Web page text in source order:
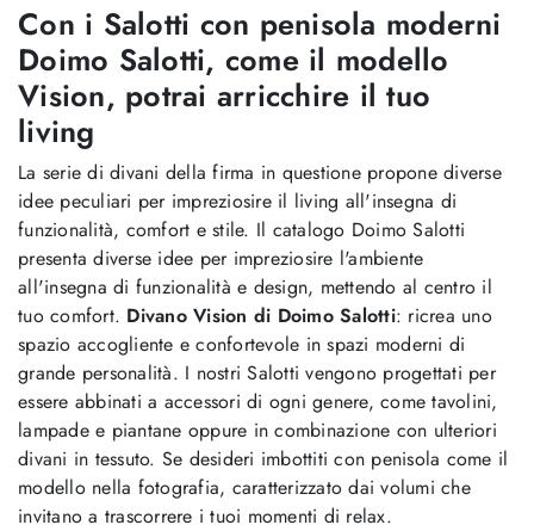
Con i Salotti con penisola moderni
Doimo Salotti, come il modello
Vision, potrai arricchire il tuo
living
La serie di divani della firma in questione propone diverse
idee peculiari per impreziosire il living all'insegna di
funzionalità, comfort e stile. Il catalogo Doimo Salotti
presenta diverse idee per impreziosire l'ambiente
all'insegna di funzionalità e design, mettendo al centro il
tuo comfort. Divano Vision di Doimo Salotti: ricrea uno
spazio accogliente e confortevole in spazi moderni di
grande personalità. I nostri Salotti vengono progettati per
essere abbinati a accessori di ogni genere, come tavolini,
lampade e piantane oppure in combinazione con ulteriori
divani in tessuto. Se desideri imbottiti con penisola come il
modello nella fotografia, caratterizzato dai volumi che
invitano a trascorrere i tuoi momenti di relax.